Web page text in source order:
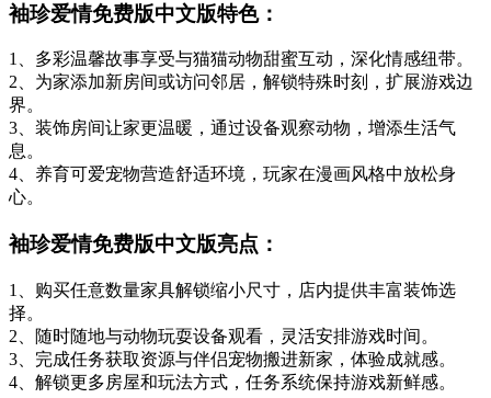
袖珍爱情免费版中文版特色：
1、多彩温馨故事享受与猫猫动物甜蜜互动，深化情感纽带。
2、为家添加新房间或访问邻居，解锁特殊时刻，扩展游戏边
界。
3、装饰房间让家更温暖，通过设备观察动物，增添生活气
息。
4、养育可爱宠物营造舒适环境，玩家在漫画风格中放松身
心。
袖珍爱情免费版中文版亮点：
1、购买任意数量家具解锁缩小尺寸，店内提供丰富装饰选
择。
2、随时随地与动物玩耍设备观看，灵活安排游戏时间。
3、完成任务获取资源与伴侣宠物搬进新家，体验成就感。
4、解锁更多房屋和玩法方式，任务系统保持游戏新鲜感。